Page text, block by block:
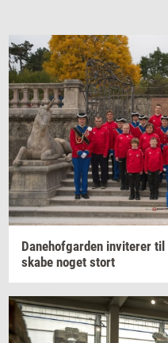
Da­ne­hof­gar­den in­vi­te­rer til
skabe noget stort